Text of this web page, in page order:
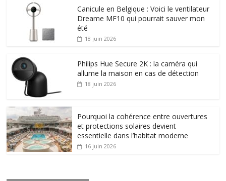
Canicule en Belgique : Voici le ventilateur
Dreame MF10 qui pourrait sauver mon
été
18 juin 2026
Philips Hue Secure 2K : la caméra qui
allume la maison en cas de détection
18 juin 2026
Pourquoi la cohérence entre ouvertures
et protections solaires devient
essentielle dans l’habitat moderne
16 juin 2026